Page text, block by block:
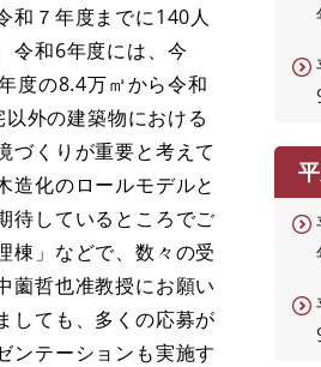
和７年度までに140人
令和6年度には、今
度の8.4万㎥から令和
外の建築物における
づくりが重要と考えて
造化のロールモデルと
待しているところでご
棟」などで、数々の受
薗哲也准教授にお願い
しても、多くの応募が
ンテーションも実施す